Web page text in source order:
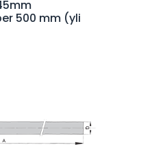
500 mm (yli